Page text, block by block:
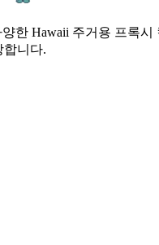
한 Hawaii 주거용 프록
합니다.